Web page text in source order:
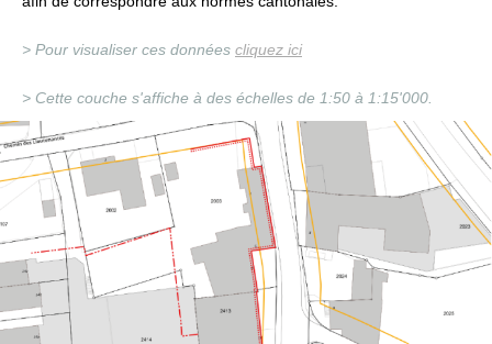
> Pour visualiser ces données cliquez ici
> Cette couche s'affiche à des échelles de 1:50 à 1:15'000.